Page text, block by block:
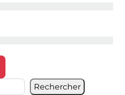
Rechercher